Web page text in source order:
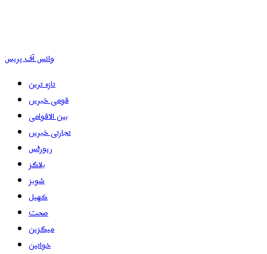
وائس آف پریس
تازہ ترین
قومی خبریں
بین الاقوامی
تجارتی خبریں
رپورٹس
بلاگز
شوبز
کھیل
صحت
میگزین
خواتین